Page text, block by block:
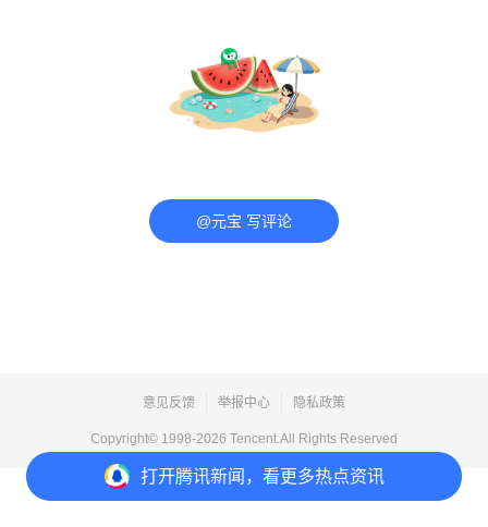
打开腾讯新闻，看更多热点资讯
@元宝 写评论
意见反馈 举报中心 隐私政策
Copyright© 1998-2026 Tencent.All Rights Reserved